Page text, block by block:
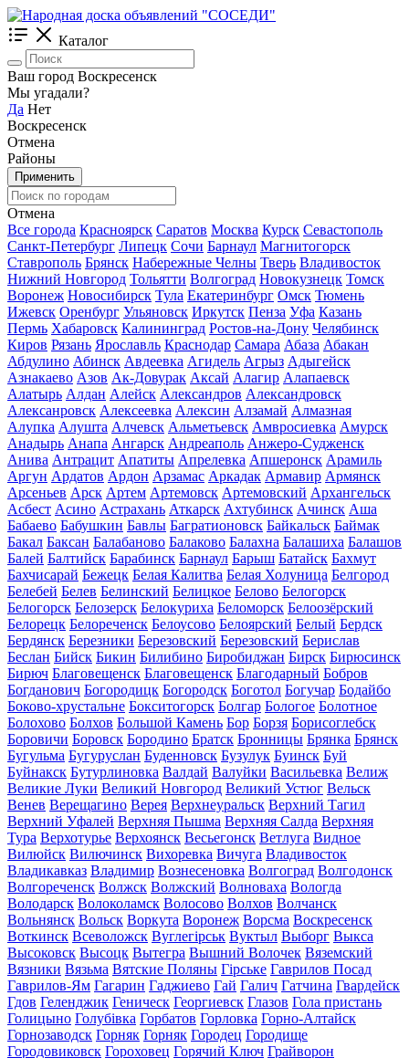
Каталог
Ваш город Воскресенск
Мы угадали?
Да Нет
Воскресенск
Отмена
Районы
Применить
Отмена
Все города Красноярск Саратов Москва Курск Севастополь
Санкт-Петербург Липецк Сочи Барнаул Магнитогорск
Ставрополь Брянск Набережные Челны Тверь Владивосток
Нижний Новгород Тольятти Волгоград Новокузнецк Томск
Воронеж Новосибирск Тула Екатеринбург Омск Тюмень
Ижевск Оренбург Ульяновск Иркутск Пенза Уфа Казань
Пермь Хабаровск Калининград Ростов-на-Дону Челябинск
Киров Рязань Ярославль Краснодар Самара Абаза Абакан
Абдулино Абинск Авдеевка Агидель Агрыз Адыгейск
Азнакаево Азов Ак-Довурак Аксай Алагир Алапаевск
Алатырь Алдан Алейск Александров Александровск
Алексанровск Алексеевка Алексин Алзамай Алмазная
Алупка Алушта Алчевск Альметьевск Амвросиевка Амурск
Анадырь Анапа Ангарск Андреаполь Анжеро-Судженск
Анива Антрацит Апатиты Апрелевка Апшеронск Арамиль
Аргун Ардатов Ардон Арзамас Аркадак Армавир Армянск
Арсеньев Арск Артем Артемовск Артемовский Архангельск
Асбест Асино Астрахань Аткарск Ахтубинск Ачинск Аша
Бабаево Бабушкин Бавлы Багратионовск Байкальск Баймак
Бакал Баксан Балабаново Балаково Балахна Балашиха Балашов
Балей Балтийск Барабинск Барнаул Барыш Батайск Бахмут
Бахчисарай Бежецк Белая Калитва Белая Холуница Белгород
Белебей Белев Белинский Белицкое Белово Белогорск
Белогорск Белозерск Белокуриха Беломорск Белоозёрский
Белорецк Белореченск Белоусово Белоярский Белый Бердск
Бердянск Березники Березовский Березовский Берислав
Беслан Бийск Бикин Билибино Биробиджан Бирск Бирюсинск
Бирюч Благовещенск Благовещенск Благодарный Бобров
Богданович Богородицк Богородск Боготол Богучар Бодайбо
Боково-хрустальне Бокситогорск Болгар Бологое Болотное
Болохово Болхов Большой Камень Бор Борзя Борисоглебск
Боровичи Боровск Бородино Братск Бронницы Брянка Брянск
Бугульма Бугуруслан Буденновск Бузулук Буинск Буй
Буйнакск Бутурлиновка Валдай Валуйки Васильевка Велиж
Великие Луки Великий Новгород Великий Устюг Вельск
Венев Верещагино Верея Верхнеуральск Верхний Тагил
Верхний Уфалей Верхняя Пышма Верхняя Салда Верхняя
Тура Верхотурье Верхоянск Весьегонск Ветлуга Видное
Вилюйск Вилючинск Вихоревка Вичуга Владивосток
Владикавказ Владимир Вознесеновка Волгоград Волгодонск
Волгореченск Волжск Волжский Волноваха Вологда
Володарск Волоколамск Волосово Волхов Волчанск
Вольнянск Вольск Воркута Воронеж Ворсма Воскресенск
Воткинск Всеволожск Вуглегірськ Вуктыл Выборг Выкса
Высоковск Высоцк Вытегра Вышний Волочек Вяземский
Вязники Вязьма Вятские Поляны Гірське Гаврилов Посад
Гаврилов-Ям Гагарин Гаджиево Гай Галич Гатчина Гвардейск
Гдов Геленджик Геническ Георгиевск Глазов Гола пристань
Голицыно Голубівка Горбатов Горловка Горно-Алтайск
Горнозаводск Горняк Горняк Городец Городище
Городовиковск Гороховец Горячий Ключ Грайворон